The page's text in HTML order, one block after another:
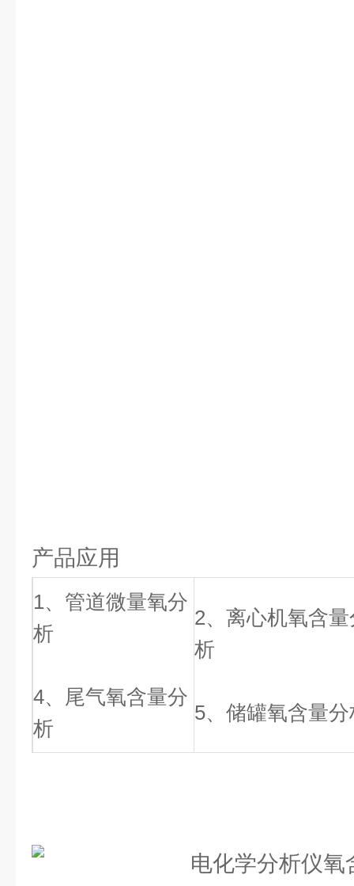
产品应用
1、管道微量氧分
析
4、尾气氧含量分
析
2、离心机氧含量
析
5、储罐氧含量分